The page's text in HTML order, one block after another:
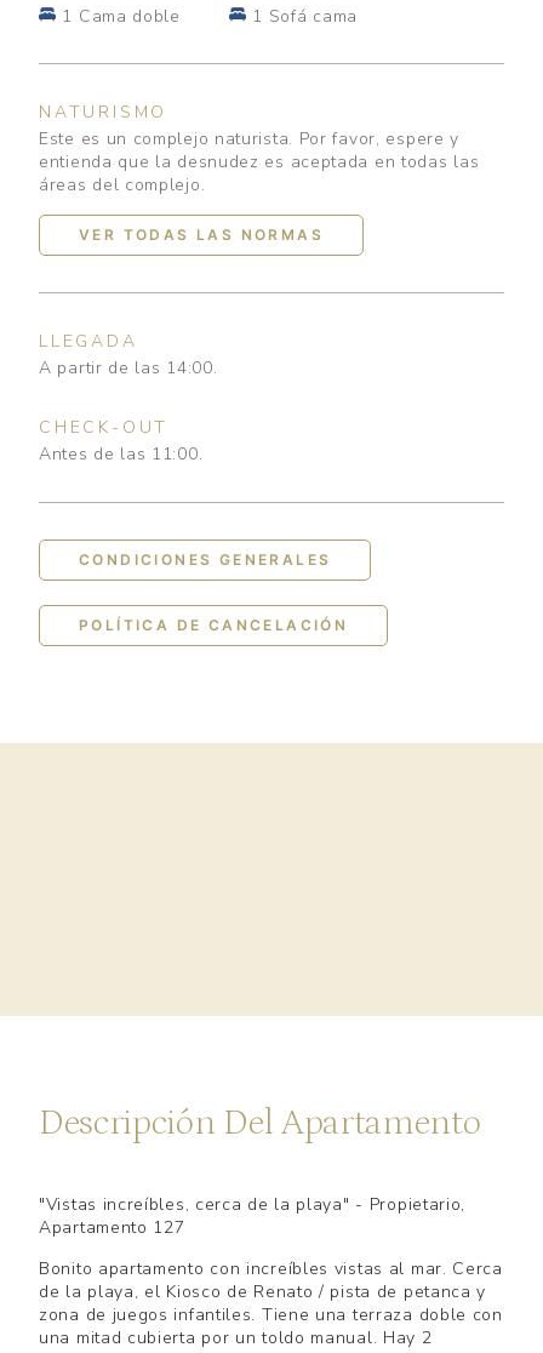
1 Cama doble
1 Sofá cama
NATURISMO
Este es un complejo naturista. Por favor, espere y
entienda que la desnudez es aceptada en todas las
áreas del complejo.
VER TODAS LAS NORMAS
LLEGADA
A partir de las 14:00.
CHECK-OUT
Antes de las 11:00.
CONDICIONES GENERALES
POLÍTICA DE CANCELACIÓN
Descripción Del Apartamento
"Vistas increíbles, cerca de la playa" - Propietario,
Apartamento 127
Bonito apartamento con increíbles vistas al mar. Cerca
de la playa, el Kiosco de Renato / pista de petanca y
zona de juegos infantiles. Tiene una terraza doble con
una mitad cubierta por un toldo manual. Hay 2